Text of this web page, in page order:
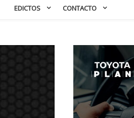
EDICTOS CONTACTO